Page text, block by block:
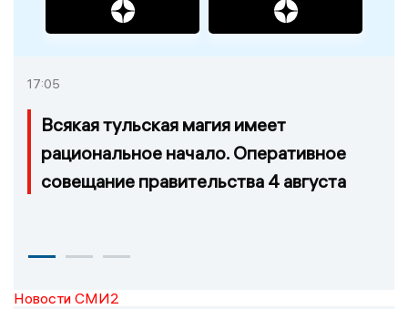
17:05
Всякая тульская магия имеет
рациональное начало. Оперативное
совещание правительства 4 августа
Новости СМИ2